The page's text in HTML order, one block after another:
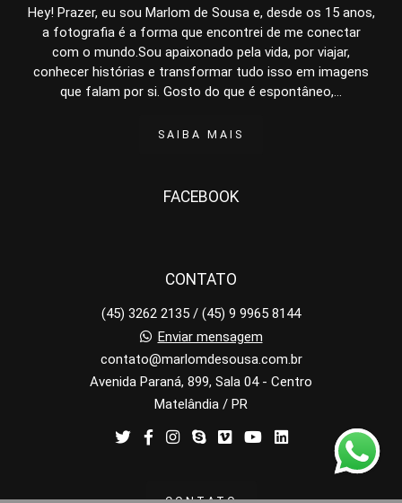
Hey! Prazer, eu sou Marlom de Sousa e, desde os 15 anos,
a fotografia é a forma que encontrei de me conectar
com o mundo.Sou apaixonado pela vida, por viajar,
conhecer histórias e transformar tudo isso em imagens
que falam por si. Gosto do que é espontâneo,...
SAIBA MAIS
FACEBOOK
CONTATO
(45) 3262 2135 / (45) 9 9965 8144
Enviar mensagem
contato@marlomdesousa.com.br
Avenida Paraná, 899, Sala 04 - Centro
Matelândia / PR